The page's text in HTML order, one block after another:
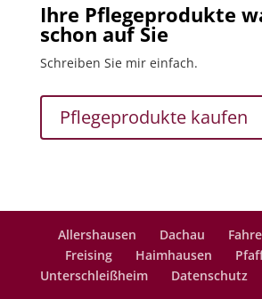
Ihre Pflegeprodukte
schon auf Sie
Schreiben Sie mir einfach.
Pflegeprodukte kaufen
Allershausen Dachau
Freising
Haimhausen
Unterschleißheim
Datenschutz